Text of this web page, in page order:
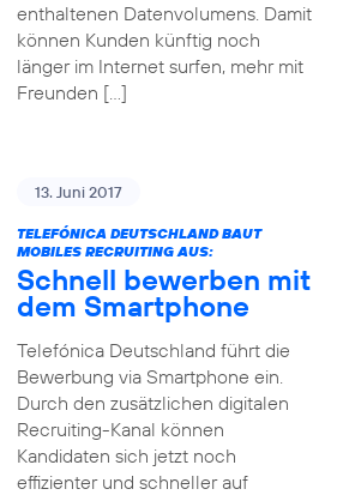
enthaltenen Datenvolumens. Damit
können Kunden künftig noch
länger im Internet surfen, mehr mit
Freunden […]
13. Juni 2017
TELEFÓNICA DEUTSCHLAND BAUT
MOBILES RECRUITING AUS:
Schnell bewerben mit
dem Smartphone
Telefónica Deutschland führt die
Bewerbung via Smartphone ein.
Durch den zusätzlichen digitalen
Recruiting-Kanal können
Kandidaten sich jetzt noch
effizienter und schneller auf